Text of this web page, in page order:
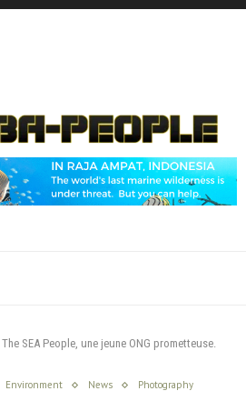
The SEA People, une jeune ONG prometteuse.
Environment News Photography